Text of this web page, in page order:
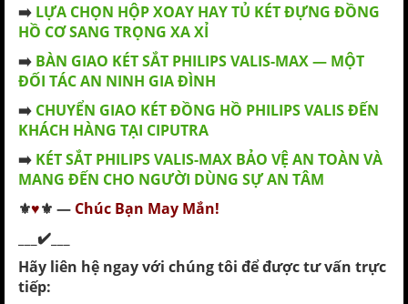
➡️ LỰA CHỌN HỘP XOAY HAY TỦ KÉT ĐỰNG ĐỒNG
HỒ CƠ SANG TRỌNG XA XỈ
➡️ BÀN GIAO KÉT SẮT PHILIPS VALIS-MAX — MỘT
ĐỐI TÁC AN NINH GIA ĐÌNH
➡️ CHUYỂN GIAO KÉT ĐỒNG HỒ PHILIPS VALIS ĐẾN
KHÁCH HÀNG TẠI CIPUTRA
➡️ KÉT SẮT PHILIPS VALIS-MAX BẢO VỆ AN TOÀN VÀ
MANG ĐẾN CHO NGƯỜI DÙNG SỰ AN TÂM
⚜️♥⚜️ — Chúc Bạn May Mắn!
___✔️___
Hãy liên hệ ngay với chúng tôi để được tư vấn trực
tiếp: